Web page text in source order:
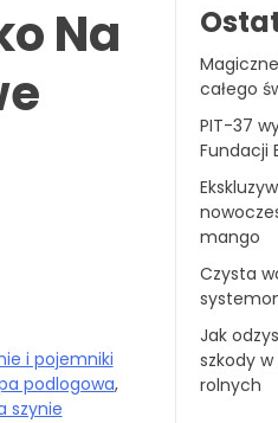
Na
i pojemniki
podlogowa,
szynie
całego
PIT-37
Fundacji
mango
Czysta
Jak
szkody
rolnych